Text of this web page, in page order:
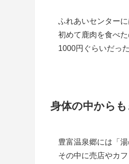
ふれあいセンター
初めて鹿肉を食べ
1000円ぐらいだっ
身体の中から
豊富温泉郷には「
その中に売店やカ